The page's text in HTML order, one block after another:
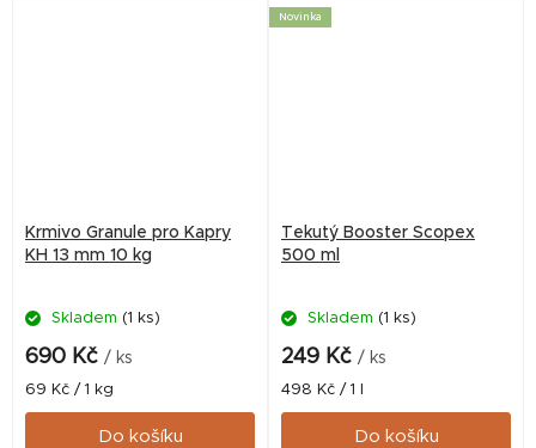
karamelu. Dlouhodobě...
Krmivo Granule pro Kapry
KH 13 mm 10 kg
Skladem (1 ks)
690 Kč / ks
Měrná
cena:
69 Kč / 1 kg
Do košíku
Novinka
Tekutý Booster Scopex
500 ml
Skladem (1 ks)
249 Kč / ks
Měrná
cena:
498 Kč / 1 l
Do košíku